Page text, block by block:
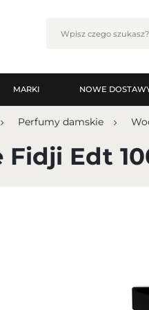
MARKI NOWE
Perfumy damskie
Fidji Edt